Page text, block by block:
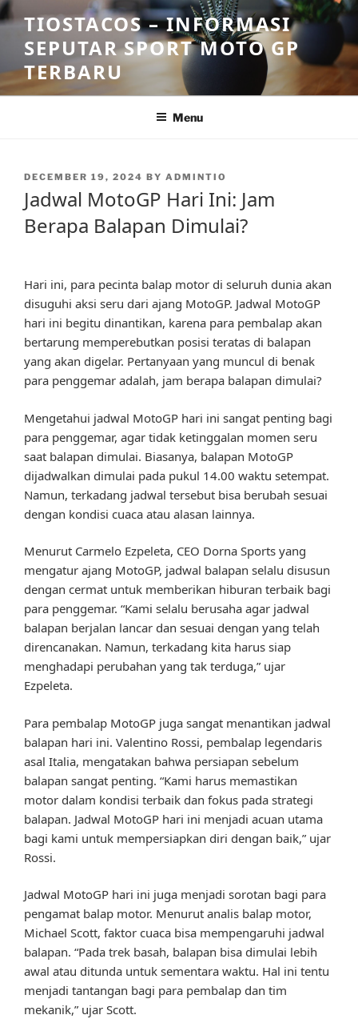
Skip
to
content
TIOSTACOS – INFORMASI
SEPUTAR SPORT MOTO GP
TERBARU
Menu
POSTED
DECEMBER 19, 2024 BY ADMINTIO
Jadwal MotoGP Hari Ini: Jam
Berapa Balapan Dimulai?
Hari ini, para pecinta balap motor di seluruh dunia akan
disuguhi aksi seru dari ajang MotoGP. Jadwal MotoGP
hari ini begitu dinantikan, karena para pembalap akan
bertarung memperebutkan posisi teratas di balapan
yang akan digelar. Pertanyaan yang muncul di benak
para penggemar adalah, jam berapa balapan dimulai?
Mengetahui jadwal MotoGP hari ini sangat penting bagi
para penggemar, agar tidak ketinggalan momen seru
saat balapan dimulai. Biasanya, balapan MotoGP
dijadwalkan dimulai pada pukul 14.00 waktu setempat.
Namun, terkadang jadwal tersebut bisa berubah sesuai
dengan kondisi cuaca atau alasan lainnya.
Menurut Carmelo Ezpeleta, CEO Dorna Sports yang
mengatur ajang MotoGP, jadwal balapan selalu disusun
dengan cermat untuk memberikan hiburan terbaik bagi
para penggemar. “Kami selalu berusaha agar jadwal
balapan berjalan lancar dan sesuai dengan yang telah
direncanakan. Namun, terkadang kita harus siap
menghadapi perubahan yang tak terduga,” ujar
Ezpeleta.
Para pembalap MotoGP juga sangat menantikan jadwal
balapan hari ini. Valentino Rossi, pembalap legendaris
asal Italia, mengatakan bahwa persiapan sebelum
balapan sangat penting. “Kami harus memastikan
motor dalam kondisi terbaik dan fokus pada strategi
balapan. Jadwal MotoGP hari ini menjadi acuan utama
bagi kami untuk mempersiapkan diri dengan baik,” ujar
Rossi.
Jadwal MotoGP hari ini juga menjadi sorotan bagi para
pengamat balap motor. Menurut analis balap motor,
Michael Scott, faktor cuaca bisa mempengaruhi jadwal
balapan. “Pada trek basah, balapan bisa dimulai lebih
awal atau ditunda untuk sementara waktu. Hal ini tentu
menjadi tantangan bagi para pembalap dan tim
mekanik,” ujar Scott.